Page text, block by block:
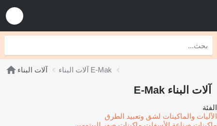
آلات البناء آلات البناء E-Mak
آلات البناء E-Mak
الفئة
الآليات والماكينات لشق وتعبيد الطرق